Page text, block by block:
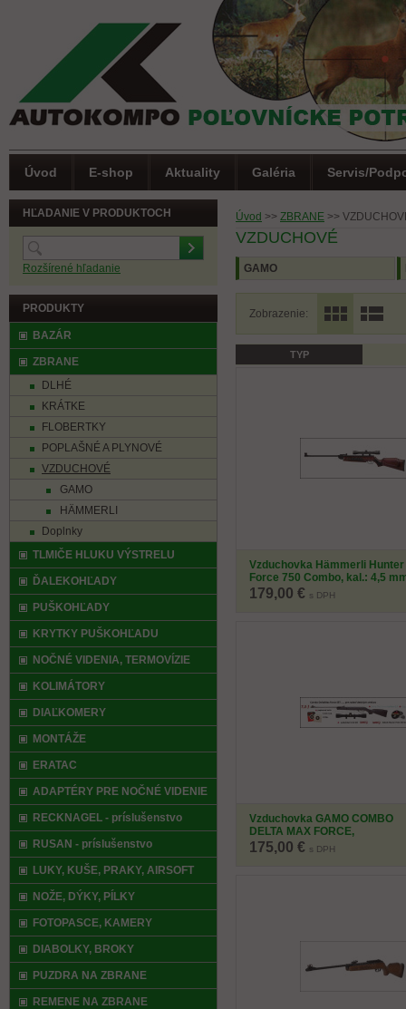
Úvod >> ZBRANE >>
VZDUCHOVÉ
GAMO
Zobrazenie:
TYPLetná akcia
Vzduchovka Hämmerli Hunter
Force 750 Combo, kal.: 4,5
179,00 € s DPH
Vzduchovka GAMO COMBO
DELTA MAX FORCE,
kal.4,5mm, SET
175,00 € s DPH
HĽADANIE V PRODUKTOCH
Rozšírené hľadanie
PRODUKTY
BAZÁR
ZBRANE
DLHÉ
KRÁTKE
FLOBERTKY
POPLAŠNÉ A PLYNOVÉ
VZDUCHOVÉ
GAMO
HÄMMERLI
Doplnky
TLMIČE HLUKU VÝSTRELU
ĎALEKOHĽADY
PUŠKOHĽADY
KRYTKY PUŠKOHĽADU
NOČNÉ VIDENIA, TERMOVÍZIE
KOLIMÁTORY
DIAĽKOMERY
MONTÁŽE
ERATAC
ADAPTÉRY PRE NOČNÉ VIDENIE
RECKNAGEL - príslušenstvo
RUSAN - príslušenstvo
LUKY, KUŠE, PRAKY, AIRSOFT
NOŽE, DÝKY, PÍLKY
FOTOPASCE, KAMERY
DIABOLKY, BROKY
PUZDRA NA ZBRANE
REMENE NA ZBRANE
Úvod E-shop Aktuality Galéria Servis/